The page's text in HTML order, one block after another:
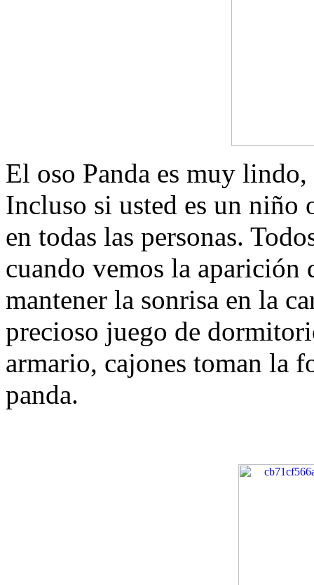
El oso Panda es muy
Incluso si usted es un niño
en todas las personas.
cuando vemos la aparición
mantener la sonrisa en la
precioso juego de
armario, cajones toman la
panda.